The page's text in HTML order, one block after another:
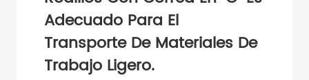
Adecuado Para El
Transporte De Materiales De
Trabajo Ligero.